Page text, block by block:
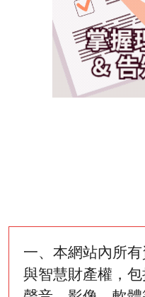
一、本網站內所
與智慧財產權，包